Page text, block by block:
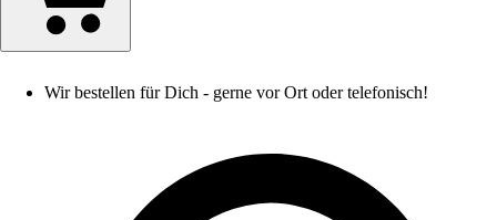
Wir bestellen für Dich - gerne vor Ort oder telefonisch!